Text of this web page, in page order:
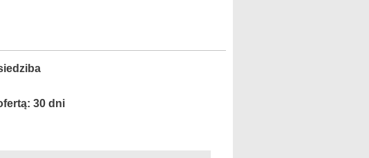
30 dni